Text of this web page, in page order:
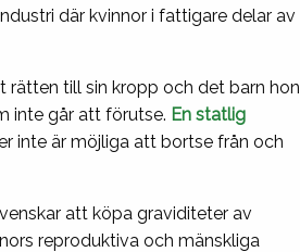
där kvinnor i fattigare delar av
till sin kropp och det barn hon
inte går att förutse. En statlig
inte är möjliga att bortse från och
att köpa graviditeter av
reproduktiva och mänskliga